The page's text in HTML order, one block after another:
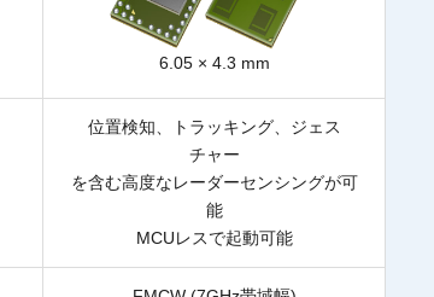
6.05 × 4.3 mm
位置検知、トラッキング、ジェス
チャー
を含む高度なレーダーセンシングが可
能
MCUレスで起動可能